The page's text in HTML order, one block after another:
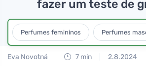
fazer um teste de
Perfumes femininos Perfumes
Eva Novotná 7 min 2.8.2024